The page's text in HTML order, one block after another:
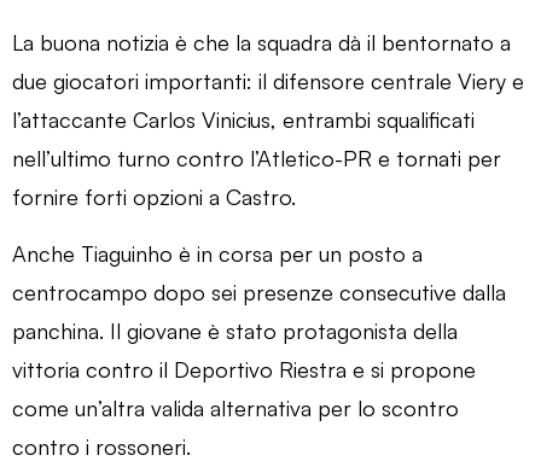
La buona notizia è che la squadra dà il bentornato a
due giocatori importanti: il difensore centrale Viery e
l’attaccante Carlos Vinicius, entrambi squalificati
nell’ultimo turno contro l’Atletico-PR e tornati per
fornire forti opzioni a Castro.
Anche Tiaguinho è in corsa per un posto a
centrocampo dopo sei presenze consecutive dalla
panchina. Il giovane è stato protagonista della
vittoria contro il Deportivo Riestra e si propone
come un’altra valida alternativa per lo scontro
contro i rossoneri.